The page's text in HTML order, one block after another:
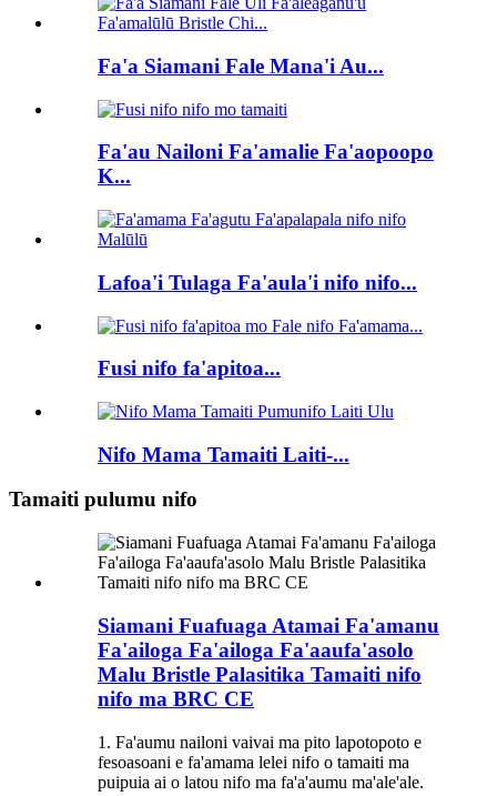
Fa'a Siamani Fale Mana'i Au...
Fa'au Nailoni Fa'amalie Fa'aopoopo
K...
Lafoa'i Tulaga Fa'aula'i nifo nifo...
Fusi nifo fa'apitoa...
Nifo Mama Tamaiti Laiti-...
Tamaiti pulumu nifo
Siamani Fuafuaga Atamai Fa'amanu
Fa'ailoga Fa'ailoga Fa'aaufa'asolo
Malu Bristle Palasitika Tamaiti nifo
nifo ma BRC CE
1. Fa'aumu nailoni vaivai ma pito lapotopoto e
fesoasoani e fa'amama lelei nifo o tamaiti ma
puipuia ai o latou nifo ma fa'a'aumu ma'ale'ale.